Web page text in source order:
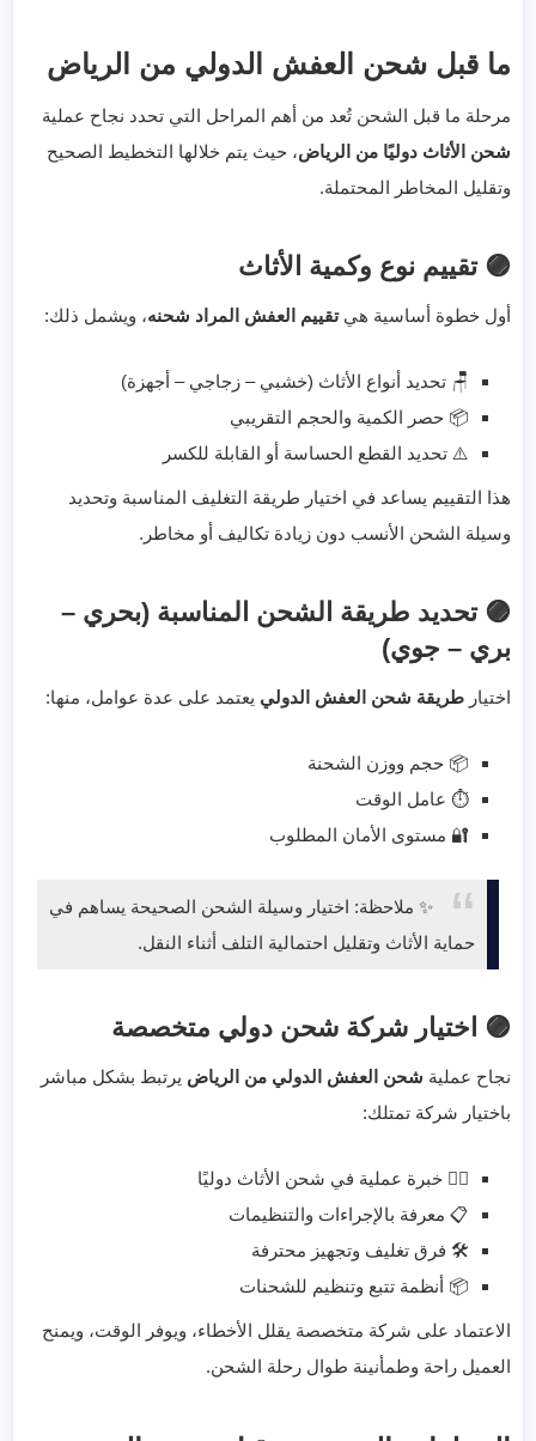
ما قبل شحن العفش الدولي من الرياض
مرحلة ما قبل الشحن تُعد من أهم المراحل التي تحدد نجاح عملية
شحن الأثاث دوليًا من الرياض، حيث يتم خلالها التخطيط الصحيح
وتقليل المخاطر المحتملة.
🟣 تقييم نوع وكمية الأثاث
أول خطوة أساسية هيتقييم العفش المراد شحنه، ويشمل ذلك:
🪑 تحديد أنواع الأثاث (خشبي – زجاجي – أجهزة)
📦 حصر الكمية والحجم التقريبي
⚠️ تحديد القطع الحساسة أو القابلة للكسر
هذا التقييم يساعد في اختيار طريقة التغليف المناسبة وتحديد
وسيلة الشحن الأنسب دون زيادة تكاليف أو مخاطر.
🟣 تحديد طريقة الشحن المناسبة (بحري –
بري – جوي)
اختيار طريقة شحن العفش الدولي يعتمد على عدة عوامل، منها:
📦 حجم ووزن الشحنة
⏱️ عامل الوقت
🔐 مستوى الأمان المطلوب
✨ ملاحظة: اختيار وسيلة الشحن الصحيحة يساهم في
حماية الأثاث وتقليل احتمالية التلف أثناء النقل.
🟣 اختيار شركة شحن دولي متخصصة
نجاح عملية شحن العفش الدولي من الرياض يرتبط بشكل مباشر
باختيار شركة تمتلك:
👷‍♂️ خبرة عملية في شحن الأثاث دوليًا
📋 معرفة بالإجراءات والتنظيمات
🛠️ فرق تغليف وتجهيز محترفة
📦 أنظمة تتبع وتنظيم للشحنات
الاعتماد على شركة متخصصة يقلل الأخطاء، ويوفر الوقت، ويمنح
العميل راحة وطمأنينة طوال رحلة الشحن.